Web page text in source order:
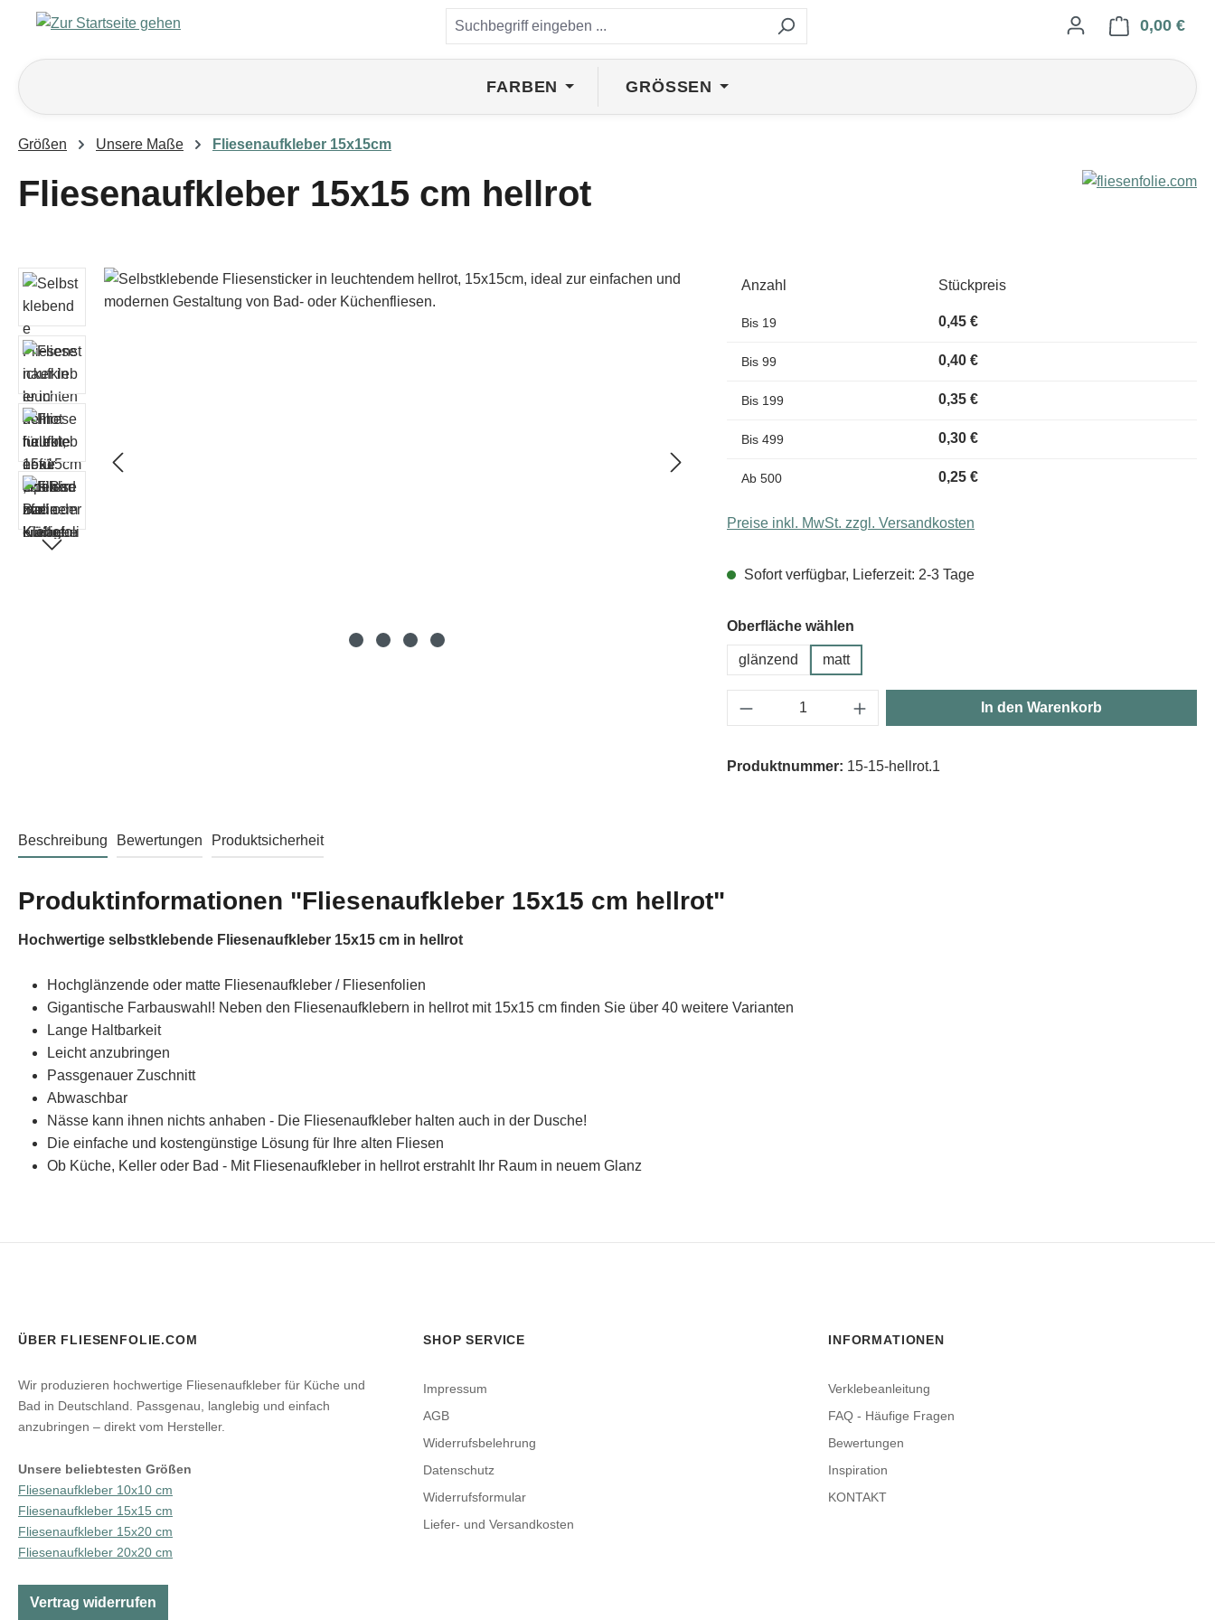
Hauptinhalt springen
Zur Suche springen
Zur Hauptnavigation springen 0,00 €
FARBEN GRÖSSEN
Größen Unsere Maße Fliesenaufkleber 15x15cm
Fliesenaufkleber 15x15 cm hellrot
Bildergalerie überspringen Anzahl Stückpreis
Bis 19 0,45 €
Bis 99 0,40 €
Bis 199 0,35 €
Bis 499 0,30 €
Ab 500 0,25 €
Preise inkl. MwSt. zzgl. Versandkosten
Sofort verfügbar, Lieferzeit: 2-3 Tage
Oberfläche wählen
glänzend matt
Produkt Anzahl: Gib den gewünschten Wert ein
In den Warenkorb
Produktnummer: 15-15-hellrot.1
Beschreibung Bewertungen Produktsicherheit
Produktinformationen "Fliesenaufkleber 15x15 cm hellrot"
Hochwertige selbstklebende Fliesenaufkleber 15x15 cm in hellrot
Hochglänzende oder matte Fliesenaufkleber / Fliesenfolien
Gigantische Farbauswahl! Neben den Fliesenaufklebern in hellrot mit 15x15 cm finden Sie über 40 weitere Varianten
Lange Haltbarkeit
Leicht anzubringen
Passgenauer Zuschnitt
Abwaschbar
Nässe kann ihnen nichts anhaben - Die Fliesenaufkleber halten auch in der Dusche!
Die einfache und kostengünstige Lösung für Ihre alten Fliesen
Ob Küche, Keller oder Bad - Mit Fliesenaufkleber in hellrot erstrahlt Ihr Raum in neuem Glanz
ÜBER FLIESENFOLIE.COM
Wir produzieren hochwertige Fliesenaufkleber für Küche und
Bad in Deutschland. Passgenau, langlebig und einfach
anzubringen – direkt vom Hersteller.
Unsere beliebtesten Größen
Fliesenaufkleber 10x10 cm
Fliesenaufkleber 15x15 cm
Fliesenaufkleber 15x20 cm
Fliesenaufkleber 20x20 cm
Vertrag widerrufen
SHOP SERVICE
Impressum
AGB
Widerrufsbelehrung
Datenschutz
Widerrufsformular
Liefer- und Versandkosten
INFORMATIONEN
Verklebeanleitung
FAQ - Häufige Fragen
Bewertungen
Inspiration
KONTAKT